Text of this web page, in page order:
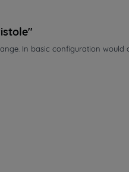
In basic configuration would